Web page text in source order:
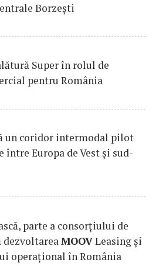
Borzești
Super în rolul de
pentru România
un coridor intermodal pilot
Europa de Vest și sud-
parte a consorțiului de
dezvoltareaMOOVLeasing și
operațional în România